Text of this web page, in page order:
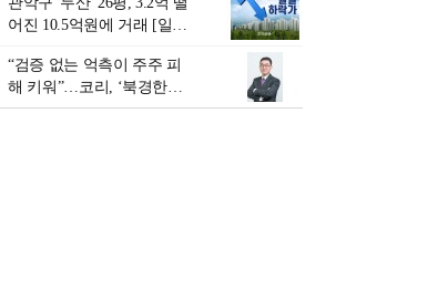
행 금융그룹의 꿈①]
어진 10.5억원에 거래 [일일
“검증 없는 억측이 주주 피
해 키워”…코리, ‘북경한미
미수채권 논란’ 정면 반박